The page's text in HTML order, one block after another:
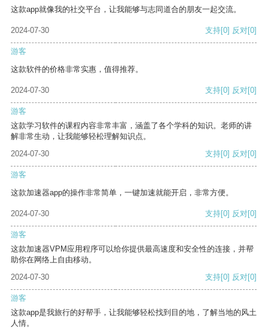
这款app就像我的社交平台，让我能够与志同道合的朋友一起交流。
2024-07-30 支持[0] 反对[0]
游客
这款软件的价格非常实惠，值得推荐。
2024-07-30 支持[0] 反对[0]
游客
这款学习软件的课程内容非常丰富，涵盖了各个学科的知识。老师的讲
解非常生动，让我能够轻松理解知识点。
2024-07-30
支持[0] 反对[0]
游客
这款加速器app的操作非常简单，一键加速就能开启，非常方便。
2024-07-30 支持[0] 反对[0]
游客
这款加速器VPM应用程序可以给你提供最高速度和安全性的连接，并帮
助你在网络上自由移动。
2024-07-30
支持[0] 反对[0]
游客
这款app是我旅行的好帮手，让我能够轻松找到目的地，了解当地的风土
人情。